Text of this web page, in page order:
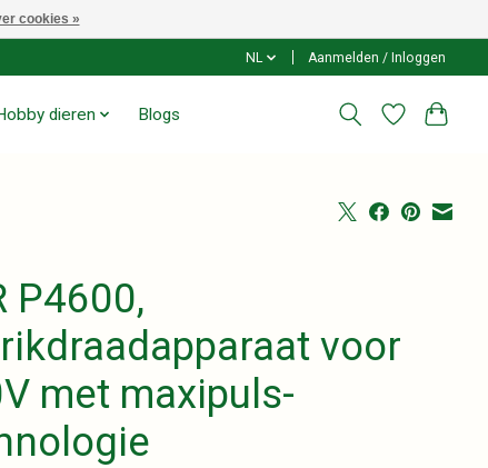
NL Aanmelden / Inloggen
dieren Blogs
P4600,
voor
met maxipuls-
cookies »